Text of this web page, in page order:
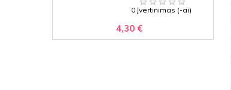
0 Įvertinimas (-ai)
4,30 €